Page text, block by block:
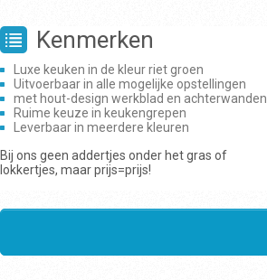
Kenmerken
Luxe keuken in de kleur riet groen
Uitvoerbaar in alle mogelijke opstellingen
met hout-design werkblad en achterwanden
Ruime keuze in keukengrepen
Leverbaar in meerdere kleuren
Bij ons geen addertjes onder het gras of
lokkertjes, maar prijs=prijs!